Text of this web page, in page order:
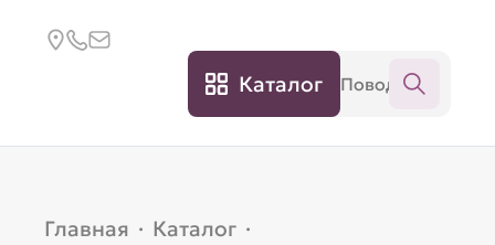
Каталог
Главная · Каталог ·